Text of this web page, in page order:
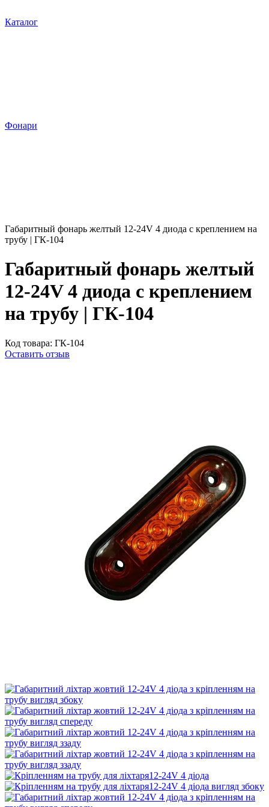
Каталог
Фонари
Габаритный фонарь желтый 12-24V 4 диода с креплением на
трубу | ГК-104
Габаритный фонарь желтый
12-24V 4 диода с креплением
на трубу | ГК-104
Код товара: ГК-104
Оставить отзыв